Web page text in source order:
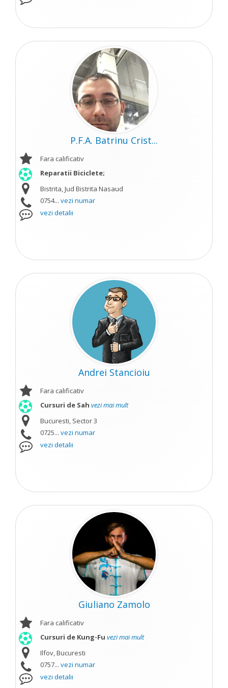
P.F.A. Batrinu Crist...
Fara calificativ
Reparatii Biciclete;
Bistrita, Jud Bistrita Nasaud
0754... vezi numar
vezi detalii
Andrei Stancioiu
Fara calificativ
Cursuri de Sah vezi mai mult
Bucuresti, Sector 3
0725... vezi numar
vezi detalii
Giuliano Zamolo
Fara calificativ
Cursuri de Kung-Fu vezi mai mult
Ilfov, Bucuresti
0757... vezi numar
vezi detalii